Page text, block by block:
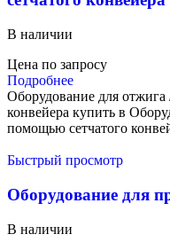
В наличии
Цена по запросу
Подробнее
Оборудование для
конвейера купить в
помощью сетчатого
Быстрый просмотр
Оборудование для
В наличии